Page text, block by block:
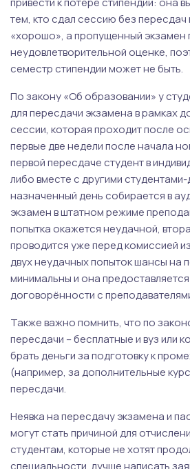
тем, кто сдал сессию без пересдач
«хорошо», а пропущенный экзамен
неудовлетворительной оценке,
семестр стипендии может не быть.
По закону «Об образовании» у
для пересдачи экзамена в рамках
сессии, которая проходит после
первые две недели после начала
первой пересдаче студент в
либо вместе с другими
назначенный день собирается в
экзамен в штатном режиме
попытка окажется неудачной,
проводится уже перед комиссией
двух неудачных попыток шансы на
минимальны и она
договорённости с
Также важно помнить, что по
пересдачи – бесплатные и вуз или
брать деньги за подготовку к
(например, за дополнительные
пересдачи.
Неявка на пересдачу экзамена и
могут стать причиной для
студентам, которые не хотят
специальности, лучше написать